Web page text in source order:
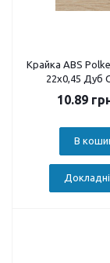
Крайка ABS
22х0,45 Дуб
10.89
В